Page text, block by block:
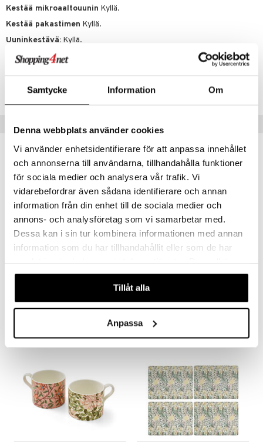
Samtycke Information Om
Denna webbplats använder cookies
Vi använder enhetsidentifierare för att anpassa innehållet
och annonserna till användarna, tillhandahålla funktioner
för sociala medier och analysera vår trafik. Vi
vidarebefordrar även sådana identifierare och annan
information från din enhet till de sociala medier och
annons- och analysföretag som vi samarbetar med.
Dessa kan i sin tur kombinera informationen med annan
information som du har tillhandahållit eller som de har
våra cookies vid fortsatt användande av vår webbplats.
Tillåt alla
Anpassa
Kestää mikroaaltouunin Kyllä.
Kestää pakastimen Kyllä.
Uuninkestävä: Kyllä.
IUC77-1-MAX
Vinkkejä sinulle
Morris & Co Lautanen 20 cm
64,98 €
Saatavana useana vaihtoehtona
Morris & Co Lautanen 23 cm
SPODE
alk.24,90 €